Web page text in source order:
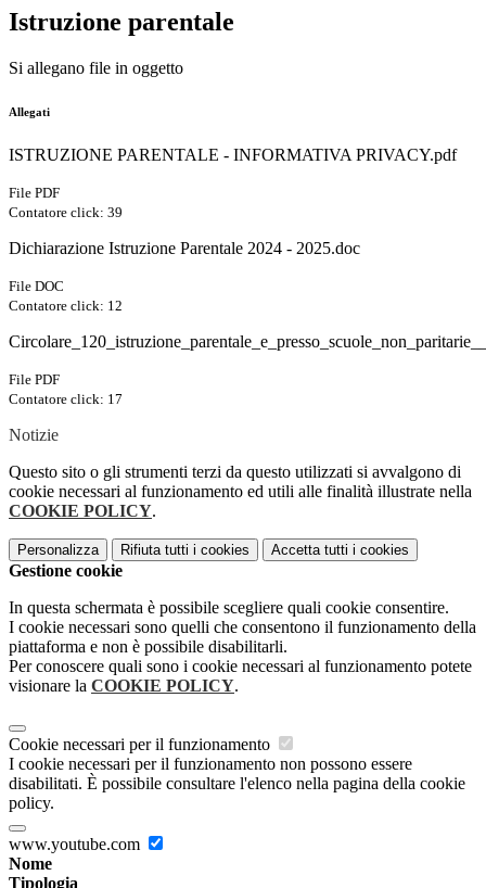
Istruzione parentale
Si allegano file in oggetto
Allegati
ISTRUZIONE PARENTALE - INFORMATIVA PRIVACY.pdf
File PDF
Contatore click: 39
Dichiarazione Istruzione Parentale 2024 - 2025.doc
File DOC
Contatore click: 12
File PDF
Contatore click: 17
Notizie
Questo sito o gli strumenti terzi da questo utilizzati si avvalgono di
cookie necessari al funzionamento ed utili alle finalità illustrate nella
COOKIE POLICY.
Personalizza Rifiuta tutti i cookies Accetta tutti i cookies
Gestione cookie
In questa schermata è possibile scegliere quali cookie consentire.
I cookie necessari sono quelli che consentono il funzionamento della
piattaforma e non è possibile disabilitarli.
Per conoscere quali sono i cookie necessari al funzionamento potete
visionare la COOKIE POLICY.
Cookie necessari per il funzionamento
I cookie necessari per il funzionamento non possono essere
disabilitati. È possibile consultare l'elenco nella pagina della cookie
policy.
www.youtube.com
Nome
Tipologia